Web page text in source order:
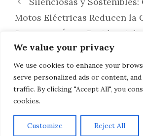
We value your privacy
We use cookies to enhance your
serve personalized ads or content,
traffic. By clicking "Accept All", you
cookies.
Customize Reject All
Motos Eléctricas Reducen la
Sonora en Áreas Residenciales
Superando Obstáculos:
Adoptar Motos Eléctricas en
Restricciones Ambientales
AVISO LEGAL, POLITICA DE